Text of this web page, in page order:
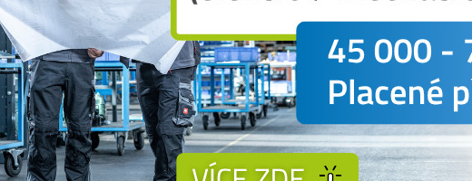
narozeniny, vinu od počátku odmítal. Podle jeho verze
domu z podkroví, on potom upadl na ni a ztratil vědomí. Když se
tak jel na kole do lesa na houby a tam ji objevil už mrtvou.
službu a poté omdlel.
ve stínu 30 stupňů. To věru nevypadá na houbařské žně,“
tvrzení státní zástupce. Soudkyně pak označila obhajobu
je skutečně legenda, kterou lze stěží akceptovat,"podotkla. Soudní